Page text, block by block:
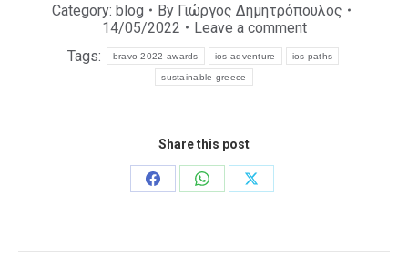
Category: blog By Γιώργος Δημητρόπουλος
14/05/2022
Leave a comment
Tags:
bravo 2022 awards ios adventure ios paths
sustainable greece
Share this post
Share
Share
Share